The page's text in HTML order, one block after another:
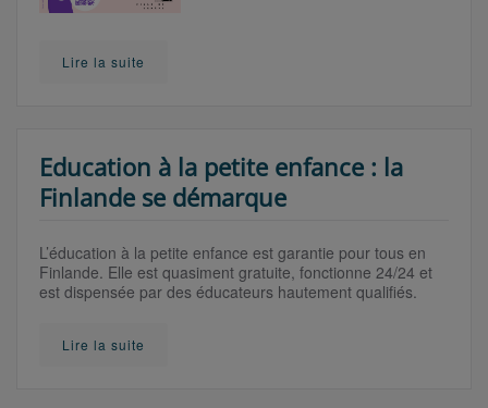
Lire la suite
Education à la petite enfance : la
Finlande se démarque
L’éducation à la petite enfance est garantie pour tous en
Finlande. Elle est quasiment gratuite, fonctionne 24/24 et
est dispensée par des éducateurs hautement qualifiés.
Lire la suite